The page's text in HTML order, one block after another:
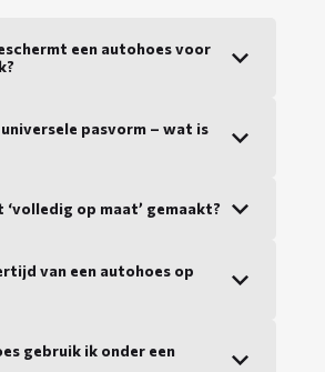
een autohoes voor
pasvorm – wat is
op maat’ gemaakt?
van een autohoes op
gebruik ik onder een